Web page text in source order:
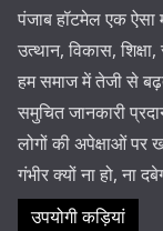
पंजाब हॉटमेल एक ऐसा
उत्थान, विकास,
हम समाज में तेजी से
समुचित जानकारी
लोगों की अपेक्षाओं पर
गंभीर क्यों ना हो, ना
उपयोगी कड़ियां